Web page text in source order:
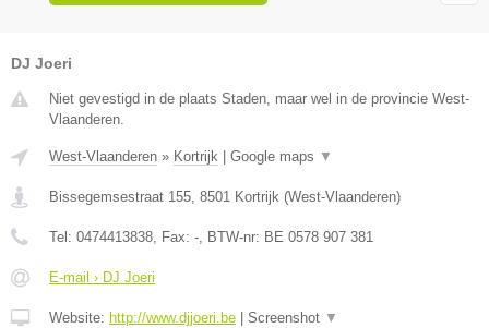
DJ Joeri
Niet gevestigd in de plaats Staden, maar wel in de provincie West-
Vlaanderen.
West-Vlaanderen » Kortrijk Google maps ▼
Bissegemsestraat 155, 8501 Kortrijk (West-Vlaanderen)
Tel: 0474413838, Fax: -, BTW-nr: BE 0578 907 381
E-mail › DJ Joeri
Website: http://www.djjoeri.be Screenshot ▼